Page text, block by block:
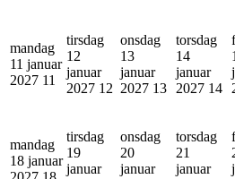
mandag
11 januar
2027 11
tirsdag
12
januar
2027 12
onsdag
13
januar
2027 13
torsdag
14
januar
2027 14
mandag
18 januar
tirsdag
19
januar
onsdag
20
januar
torsdag
21
januar